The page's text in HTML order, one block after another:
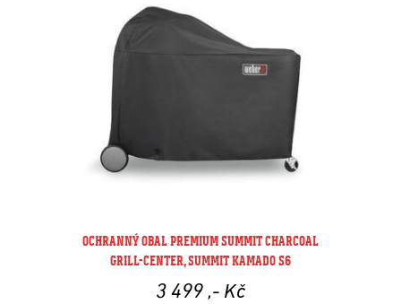
OCHRANNÝ OBAL PREMIUM SUMMIT CHARCOAL
GRILL-CENTER, SUMMIT KAMADO S6
3 499 ,- Kč